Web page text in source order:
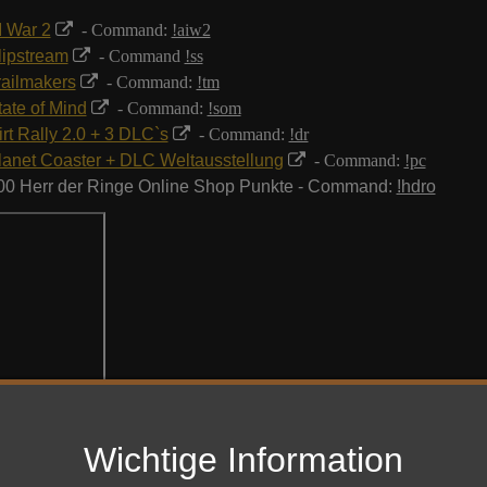
War 2 - Command: !aiw2
- Command !ss
- Command: !tm
of Mind - Command: !som
Rally 2.0 + 3 DLC`s - Command: !dr
Coaster + DLC Weltausstellung - Command: !pc
Herr der Ringe Online Shop Punkte - Command: !hdro
Wichtige Information